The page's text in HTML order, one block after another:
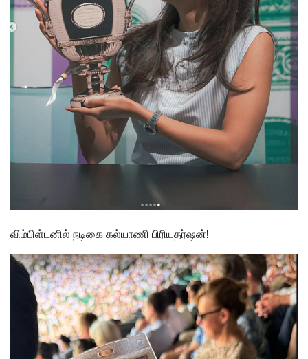
விம்பிள்டனில் நடிகை கல்யாணி பிரியதர்ஷன்!